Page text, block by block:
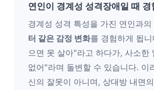
연인이 경계성 성격장애일 때
경계성 성격 특성을 가진 연인과의
터 같은 감정 변화를 경험하게 됩
으면 못 살아"라고 하다가, 사소한
없어"라며 돌변할 수 있습니다. 이
신의 잘못이 아니며, 상대방 내면